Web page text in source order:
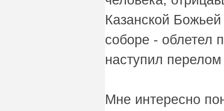
Казанской
соборе - облетел
наступил
Мне интересно